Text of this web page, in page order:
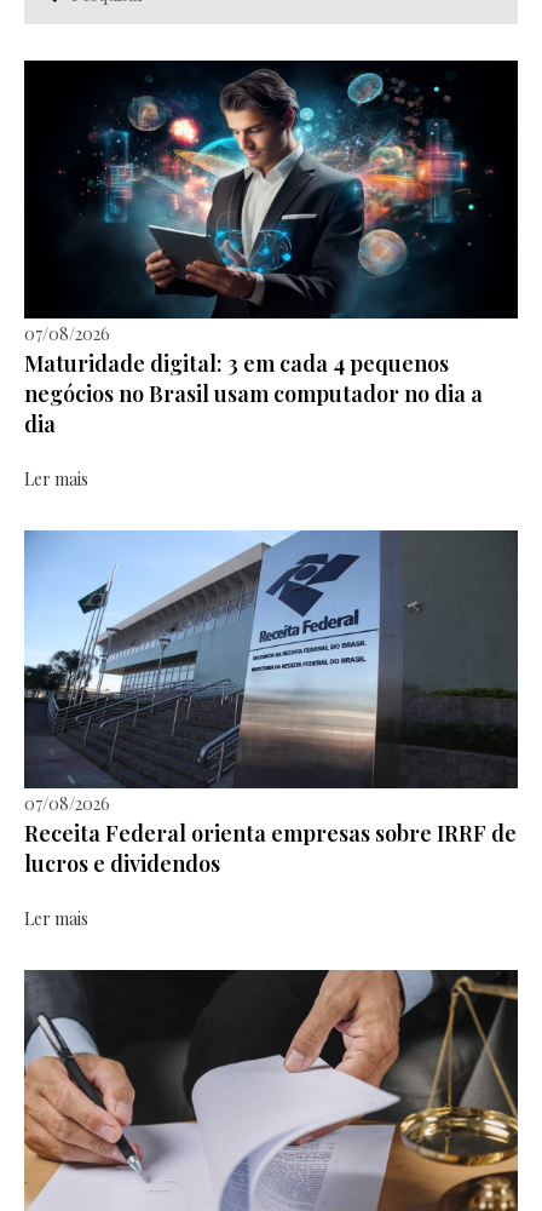
07/08/2026
Maturidade digital: 3 em cada 4 pequenos
negócios no Brasil usam computador no dia a
dia
Ler mais
07/08/2026
Receita Federal orienta empresas sobre IRRF de
lucros e dividendos
Ler mais